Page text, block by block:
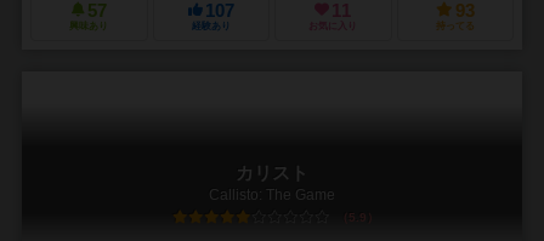
57
興味あり
107
経験あり
11
お気に入り
93
持ってる
カリスト
Callisto: The Game
5.9